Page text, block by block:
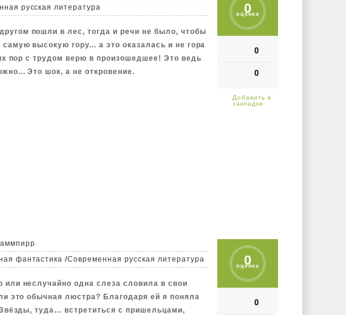
0
оценка
0
0
русская литература
пошли в лес, тогда и речи не было, чтобы
высокую гору... а это оказалась и не гора
пор с трудом верю в произошедшее! Это ведь
Это шок, а не откровение.
0
оценка
0
фантастика /Современная русская литература
или неслучайно одна слеза словила в свои
это обычная люстра? Благодаря ей я поняла
туда… встретиться с пришельцами,